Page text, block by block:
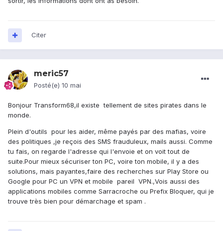
Citer
meric57
Posté(e) 10 mai
Bonjour Transform68,il existe tellement de sites pirates dans le
monde.
Plein d'outils pour les aider, même payés par des mafias, voire
des politiques ,je reçois des SMS frauduleux, mails aussi. Comme
tu fais, on regarde l'adresse qui l'envoie et on voit tout de
suite.Pour mieux sécuriser ton PC, voire ton mobile, il y a des
solutions, mais payantes,faire des recherches sur Play Store ou
Google pour PC un VPN et mobile pareil VPN.,Vois aussi des
applications mobiles comme Sarracroche ou Prefix Bloquer, qui je
trouve très bien pour démarchage et spam .